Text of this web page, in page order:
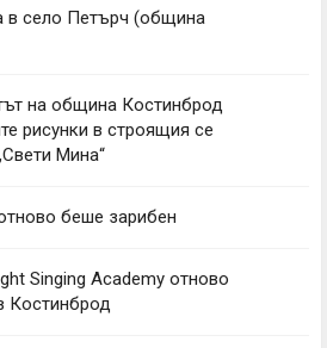
в село Петърч (община
на община Костинброд
рисунки в строящия се
Мина“
беше зарибен
Singing Academy отново
Костинброд